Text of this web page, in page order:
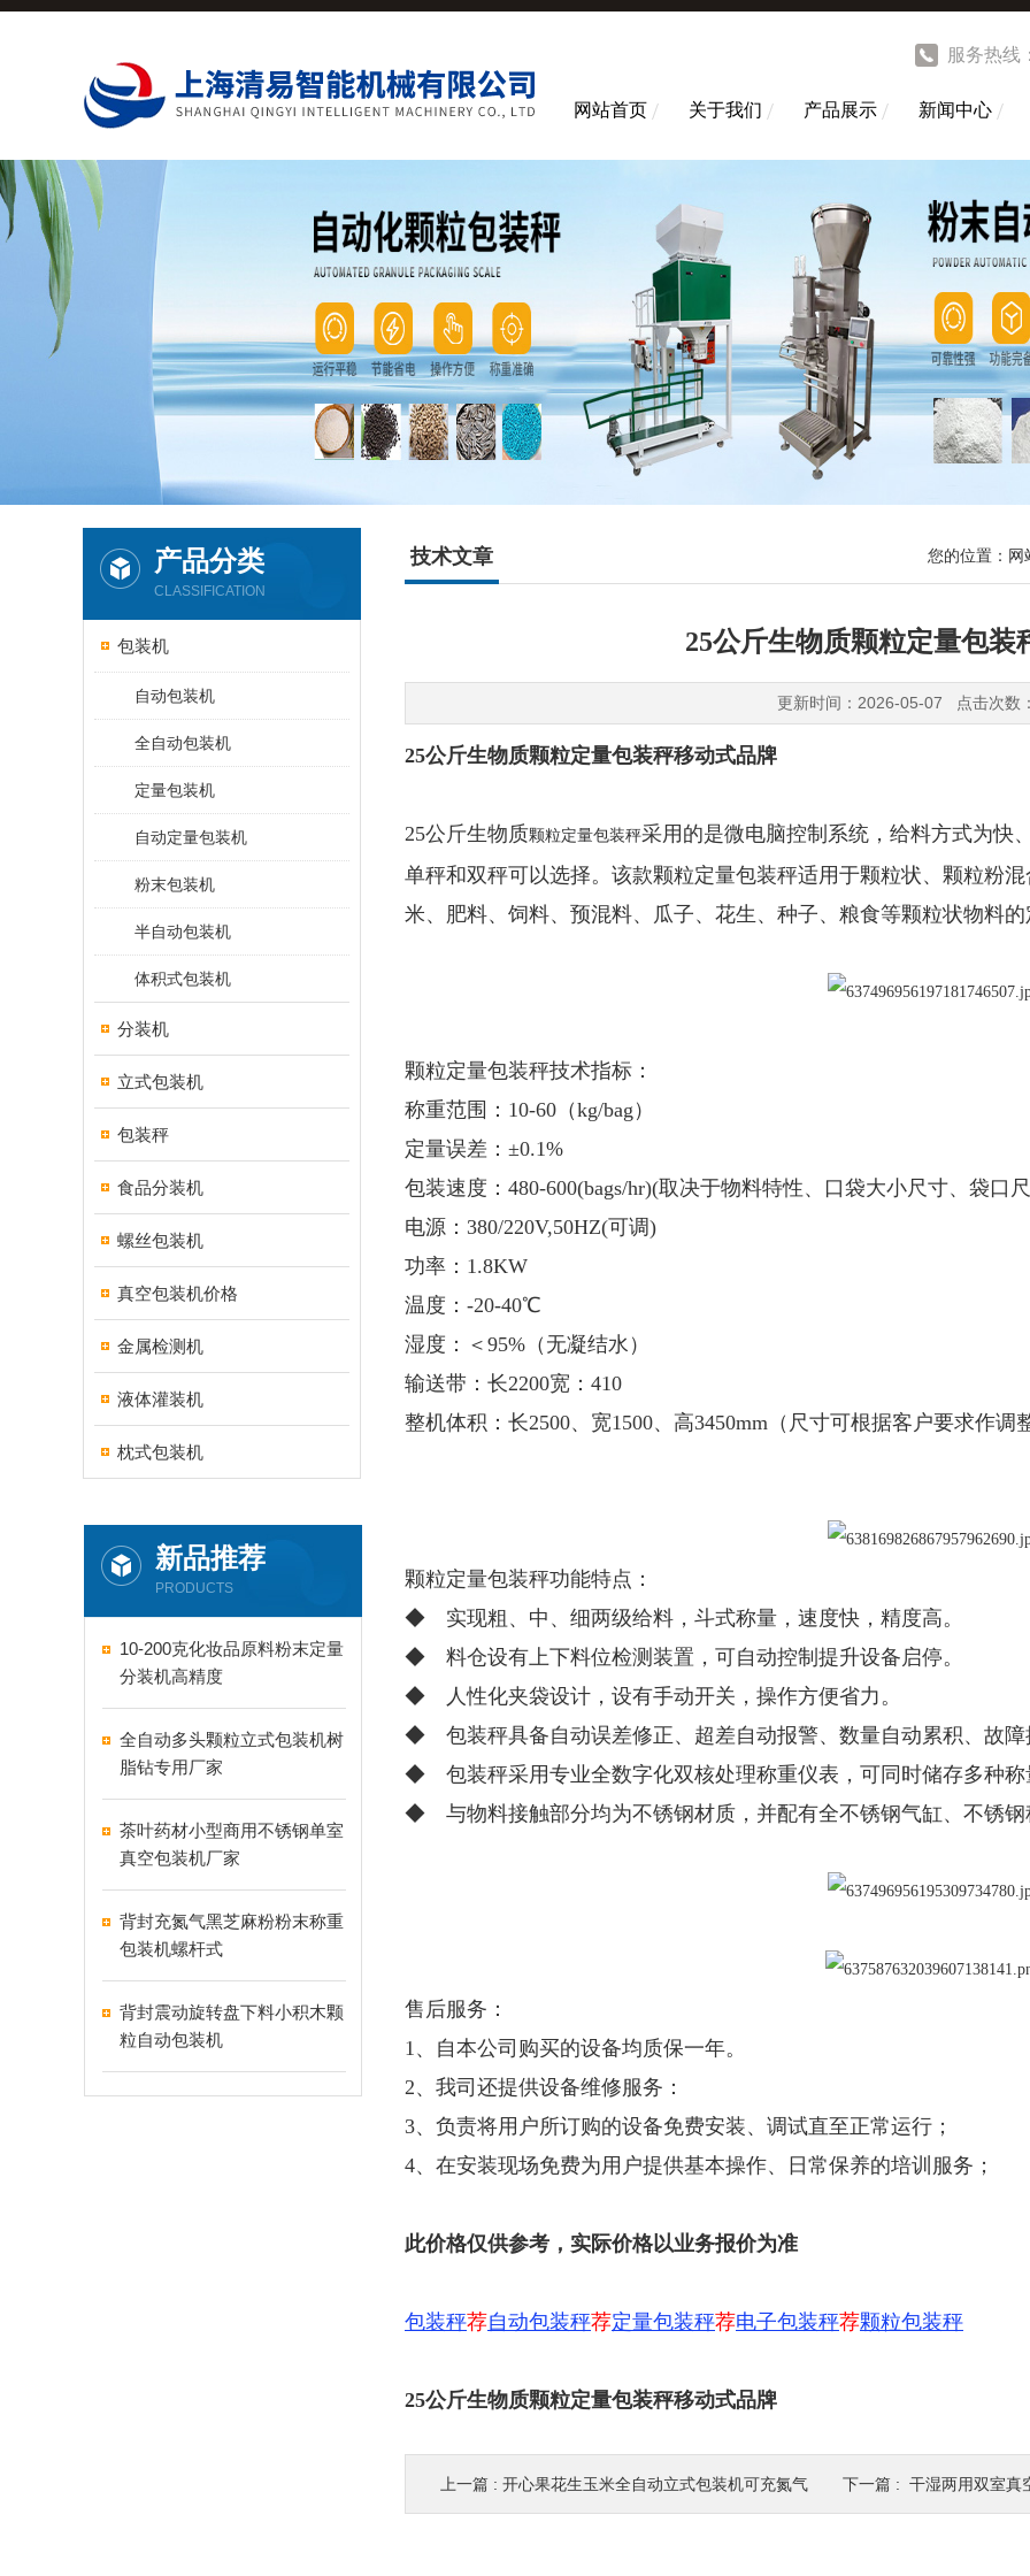
服务热线：
网站首页 关于我们 产品展示 新闻中心
产品分类
CLASSIFICATION
包装机
自动包装机
全自动包装机
定量包装机
自动定量包装机
粉末包装机
半自动包装机
体积式包装机
分装机
立式包装机
包装秤
食品分装机
螺丝包装机
真空包装机价格
金属检测机
液体灌装机
枕式包装机
新品推荐
PRODUCTS
10-200克化妆品原料粉末定量
分装机高精度
全自动多头颗粒立式包装机树
脂钻专用厂家
茶叶药材小型商用不锈钢单室
真空包装机厂家
背封充氮气黑芝麻粉粉末称重
包装机螺杆式
背封震动旋转盘下料小积木颗
粒自动包装机
技术文章 您的位置： 网
25公斤生物质颗粒定量包装
更新时间：2026-05-07 点击次数
25公斤生物质颗粒定量包装秤移动式品牌
25公斤生物质颗粒定量包装秤采用的是微电脑控制系统，给料方式为快
单秤和双秤可以选择。该款颗粒定量包装秤适用于颗粒状、颗粒粉
米、肥料、饲料、预混料、瓜子、花生、种子、粮食等颗粒状物料的
颗粒定量包装秤技术指标：
称重范围：10-60（kg/bag）
定量误差：±0.1%
包装速度：480-600(bags/hr)(取决于物料特性、口袋大小尺寸、袋口
电源：380/220V,50HZ(可调)
功率：1.8KW
温度：-20-40℃
湿度：＜95%（无凝结水）
输送带：长2200宽：410
整机体积：长2500、宽1500、高3450mm（尺寸可根据客户要求作调
颗粒定量包装秤功能特点：
◆ 实现粗、中、细两级给料，斗式称量，速度快，精度高。
◆ 料仓设有上下料位检测装置，可自动控制提升设备启停。
◆ 人性化夹袋设计，设有手动开关，操作方便省力。
◆ 包装秤具备自动误差修正、超差自动报警、数量自动累积、故障
◆ 包装秤采用专业全数字化双核处理称重仪表，可同时储存多种称
◆ 与物料接触部分均为不锈钢材质，并配有全不锈钢气缸、不锈钢
售后服务：
1、自本公司购买的设备均质保一年。
2、我司还提供设备维修服务：
3、负责将用户所订购的设备免费安装、调试直至正常运行；
4、在安装现场免费为用户提供基本操作、日常保养的培训服务；
此价格仅供参考，实际价格以业务报价为准
包装秤荐自动包装秤荐定量包装秤荐电子包装秤荐颗粒包装秤
25公斤生物质颗粒定量包装秤移动式品牌
上一篇 : 开心果花生玉米全自动立式包装机可充氮气 下一篇 : 干湿两用双室真空包